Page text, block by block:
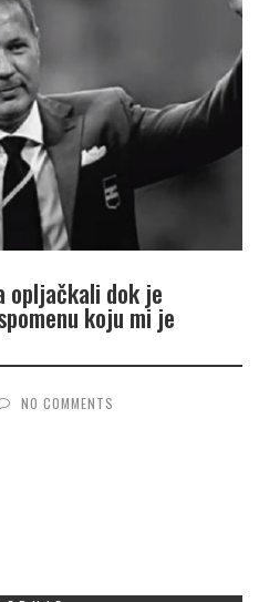
opljačkali dok je
koju mi je
NO COMMENTS